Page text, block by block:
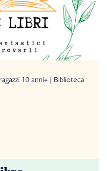
10 anni+ | Biblioteca